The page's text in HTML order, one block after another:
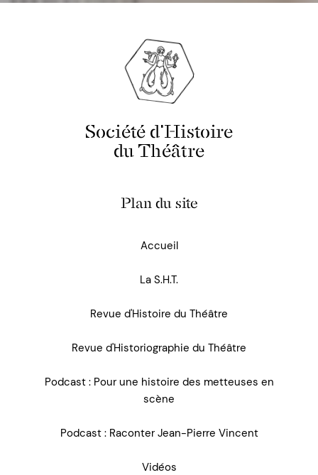
Société d'Histoire
du Théâtre
Plan du site
Accueil
La S.H.T.
Revue d'Histoire du Théâtre
Revue d'Historiographie du Théâtre
Podcast : Pour une histoire des metteuses en
scène
Podcast : Raconter Jean-Pierre Vincent
Vidéos